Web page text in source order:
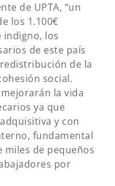
de UPTA, “un
los 1.100€
indigno, los
de este país
de la
social.
la vida
ya que
y con
fundamental
de pequeños
por